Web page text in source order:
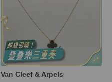
Van Cleef & Arpels